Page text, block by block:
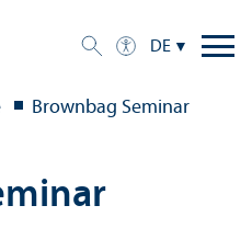
DE
Brownbag Seminar